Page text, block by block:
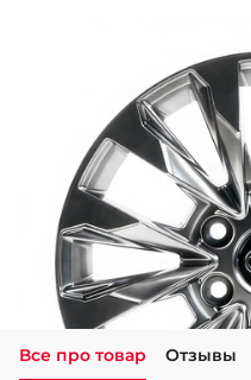
Все про товар Отзывы